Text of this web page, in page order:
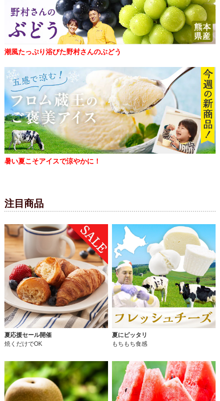
潮風たっぷり浴びた野村さんのぶどう
暑い夏こそアイスで涼やかに！
注目商品
夏応援セール開催
焼くだけでOK
夏にピッタリ
もちもち食感